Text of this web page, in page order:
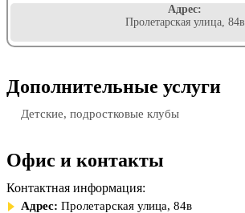
Адрес:
Пролетарская улица, 84в
Дополнительные услуги
Детские, подростковые клубы
Офис и контакты
Контактная информация:
Адрес: Пролетарская улица, 84в